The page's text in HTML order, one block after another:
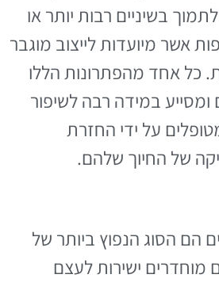
בשיניים רבות יותר או
אשר מיועדות לייצוב מוגבר
כל אחד מהפתרונות הללו
ומסייע במידה רבה לשיפור
על ידי החזרת
של החיוך שלהם.
הם הסוג הנפוץ ביותר של
מוחדרים ישירות לעצם